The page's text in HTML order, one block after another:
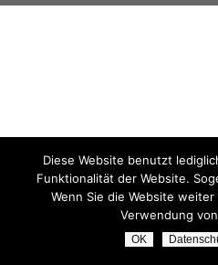
Diese Website benutzt
Funktionalität der Website.
Wenn Sie die Website
Verwendung
OK